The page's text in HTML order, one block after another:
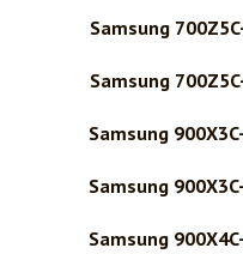
Samsung
Samsung
Samsung
Samsung
Samsung